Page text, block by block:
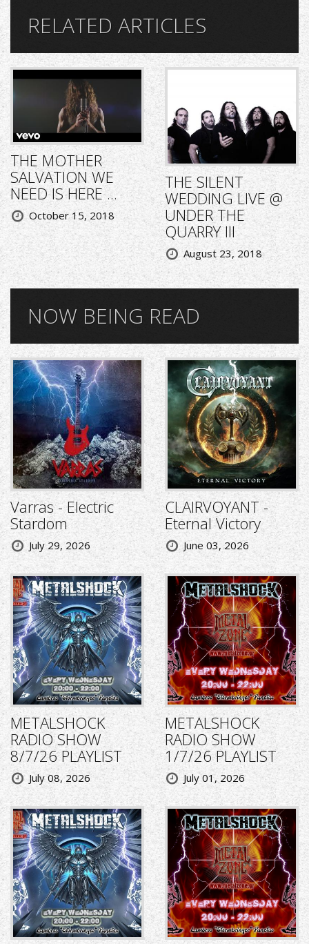
RELATED ARTICLES
THE MOTHER
SALVATION WE
NEED IS HERE ...
October 15, 2018
THE SILENT
WEDDING LIVE @
UNDER THE
QUARRY III
August 23, 2018
NOW BEING READ
Varras - Electric
Stardom
July 29, 2026
CLAIRVOYANT -
Eternal Victory
June 03, 2026
METALSHOCK
RADIO SHOW
8/7/26 PLAYLIST
July 08, 2026
METALSHOCK
RADIO SHOW
1/7/26 PLAYLIST
July 01, 2026